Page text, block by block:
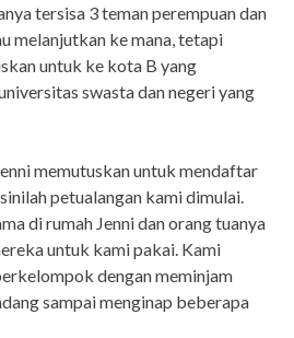
tersisa 3 teman perempuan dan
melanjutkan ke mana, tetapi
untuk ke kota B yang
swasta dan negeri yang
memutuskan untuk mendaftar
petualangan kami dimulai.
di rumah Jenni dan orang tuanya
untuk kami pakai. Kami
dengan meminjam
sampai menginap beberapa